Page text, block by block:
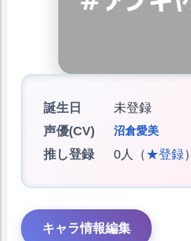
誕生日
未登録
声優(CV)
沼倉愛美
推し登録 0人（ ★登録）
キャラ情報編集